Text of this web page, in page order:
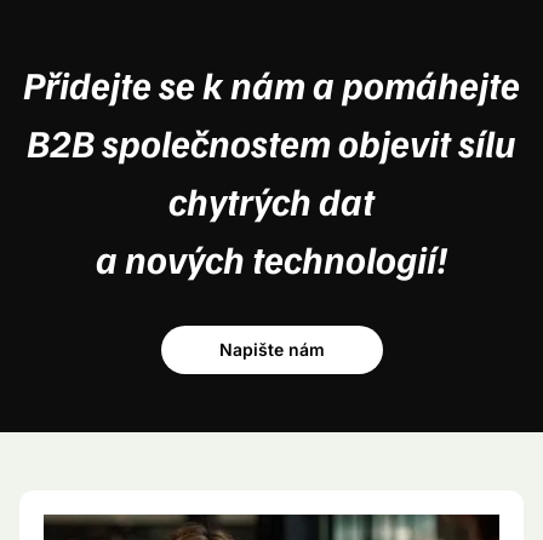
Přidejte se k nám a pomáhejte
B2B společnostem objevit sílu
chytrých dat
a nových technologií!
Napište nám